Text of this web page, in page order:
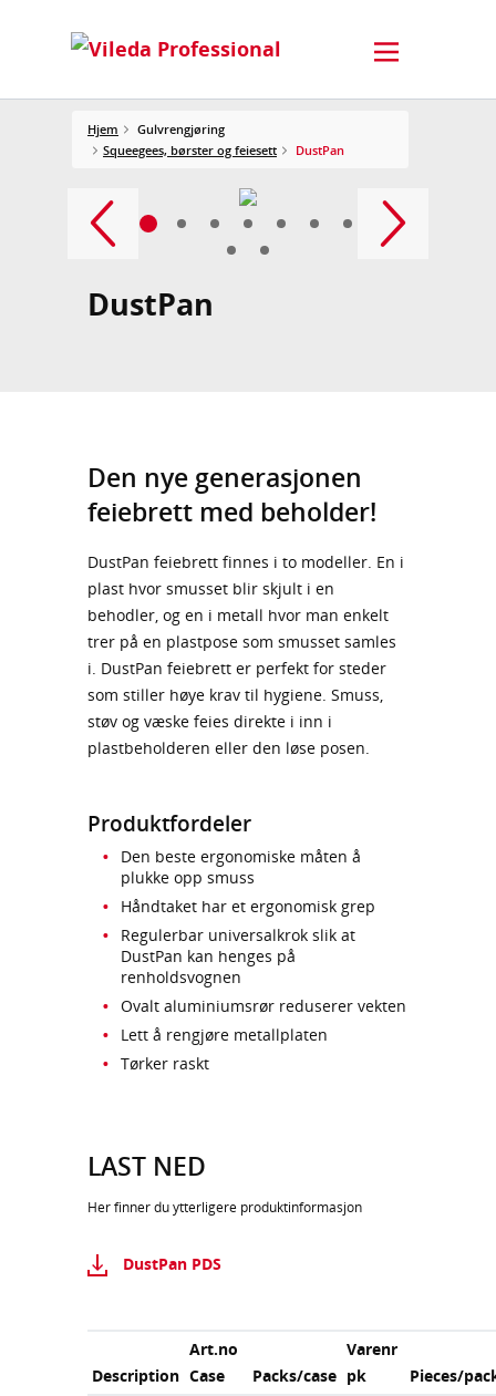
Hjem
Gulvrengjøring
Squeegees, børster og feiesett
DustPan
DustPan
Den nye generasjonen
feiebrett med beholder!
DustPan feiebrett finnes i to modeller. En i
plast hvor smusset blir skjult i en
behodler, og en i metall hvor man enkelt
trer på en plastpose som smusset samles
i. DustPan feiebrett er perfekt for steder
som stiller høye krav til hygiene. Smuss,
støv og væske feies direkte i inn i
plastbeholderen eller den løse posen.
Produktfordeler
Den beste ergonomiske måten å
plukke opp smuss
Håndtaket har et ergonomisk grep
Regulerbar universalkrok slik at
DustPan kan henges på
renholdsvognen
Ovalt aluminiumsrør reduserer vekten
Lett å rengjøre metallplaten
Tørker raskt
LAST NED
Her finner du ytterligere produktinformasjon
DustPan PDS
Description
Art.no
Case
Packs/case
Varenr
pk
Pieces/